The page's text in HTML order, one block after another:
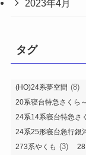
2023年4月
タグ
(HO)24系夢空間 (8)
20系寝台特急さくら
24系14系寝台特急さ
24系25形寝台急行銀
273系やくも (3)